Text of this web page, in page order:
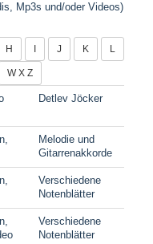
Mp3s und/oder Videos)
H I J K L
W X Z
Detlev Jöcker
Melodie und
Gitarrenakkorde
Verschiedene
Notenblätter
Verschiedene
Notenblätter